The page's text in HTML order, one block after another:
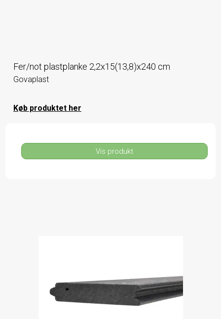
Fer/not plastplanke 2,2x15(13,8)x240 cm
Govaplast
Køb produktet her
Vis produkt